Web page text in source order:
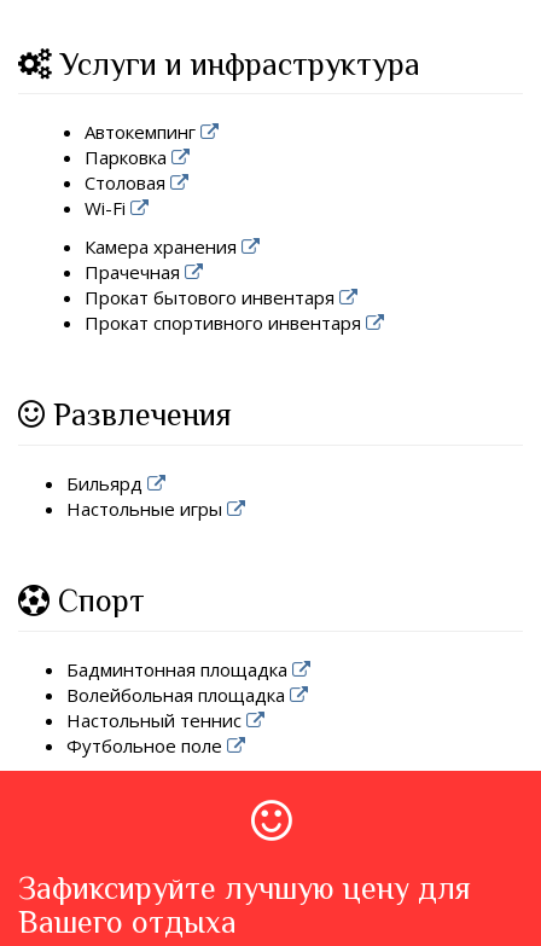
Услуги и инфраструктура
Автокемпинг
Парковка
Столовая
Wi-Fi
Камера хранения
Прачечная
Прокат бытового инвентаря
Прокат спортивного инвентаря
Развлечения
Бильярд
Настольные игры
Спорт
Бадминтонная площадка
Волейбольная площадка
Настольный теннис
Футбольное поле
Зафиксируйте лучшую цену для
Вашего отдыха